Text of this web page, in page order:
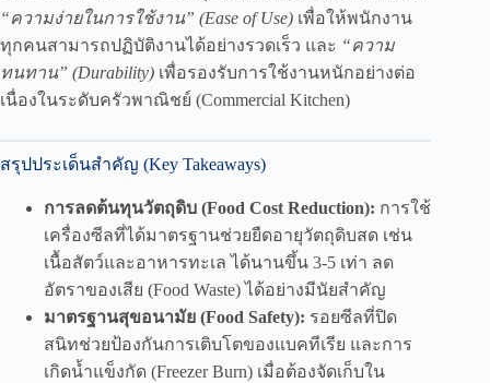
“ความง่ายในการใช้งาน” (Ease of Use) เพื่อให้พนักงาน
ทุกคนสามารถปฏิบัติงานได้อย่างรวดเร็ว และ “ความ
ทนทาน” (Durability) เพื่อรองรับการใช้งานหนักอย่างต่อ
เนื่องในระดับครัวพาณิชย์ (Commercial Kitchen)
สรุปประเด็นสำคัญ (Key Takeaways)
การลดต้นทุนวัตถุดิบ (Food Cost Reduction): การใช้
เครื่องซีลที่ได้มาตรฐานช่วยยืดอายุวัตถุดิบสด เช่น
เนื้อสัตว์และอาหารทะเล ได้นานขึ้น 3-5 เท่า ลด
อัตราของเสีย (Food Waste) ได้อย่างมีนัยสำคัญ
มาตรฐานสุขอนามัย (Food Safety): รอยซีลที่ปิด
สนิทช่วยป้องกันการเติบโตของแบคทีเรีย และการ
เกิดน้ำแข็งกัด (Freezer Burn) เมื่อต้องจัดเก็บใน